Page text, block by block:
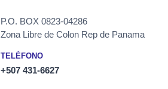
P.O. BOX 0823-04286
Zona Libre de Colon Rep de Panama
TELÉFONO
+507 431-6627